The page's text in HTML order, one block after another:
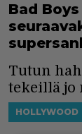
Bad
Tutun
tekeillä jo
HOLLYWOOD